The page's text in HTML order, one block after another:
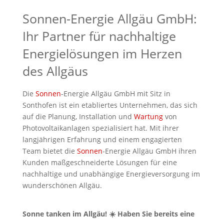
Sonnen-Energie Allgäu GmbH:
Ihr Partner für nachhaltige
Energielösungen im Herzen
des Allgäus
Die Sonnen-Energie Allgäu GmbH mit Sitz in
Sonthofen ist ein etabliertes Unternehmen, das sich
auf die Planung, Installation und Wartungvon
Photovoltaikanlagen spezialisiert hat. Mit ihrer
langjährigen Erfahrung und einem engagierten
Team bietet die Sonnen-Energie Allgäu GmbH ihren
Kunden maßgeschneiderte Lösungen für eine
nachhaltige und unabhängige Energieversorgung im
wunderschönen Allgäu.
Sonne tanken im Allgäu! ☀️ Haben Sie bereits eine